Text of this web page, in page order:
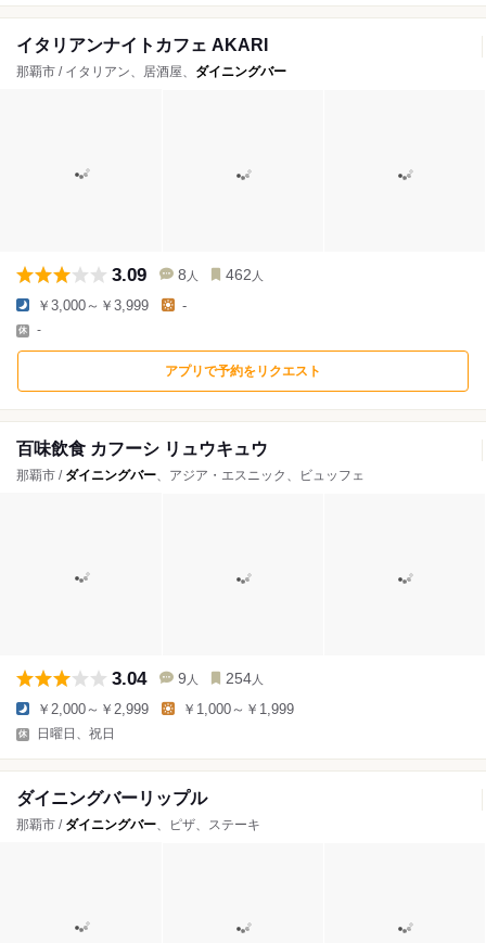
イタリアンナイトカフェ AKARI
那覇市 / イタリアン、居酒屋、 ダイニングバー
3.09 8 人 462 人
￥3,000～￥3,999 -
-
アプリで予約をリクエスト
百味飲食 カフーシ リュウキュウ
那覇市 / ダイニングバー、アジア・エスニック、ビュッフェ
3.04 9 人 254 人
￥2,000～￥2,999 ￥1,000～￥1,999
日曜日、祝日
ダイニングバーリップル
那覇市 / ダイニングバー、ピザ、ステーキ